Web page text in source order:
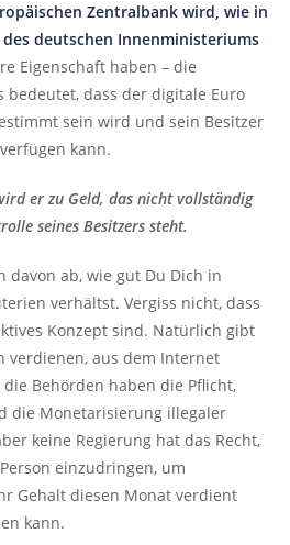
Zentralbank wird, wie in
deutschen Innenministeriums
Eigenschaft haben – die
bedeutet, dass der digitale Euro
sein wird und sein Besitzer
kann.
er zu Geld, das nicht vollständig
seines Besitzers steht.
davon ab, wie gut Du Dich in
verhältst. Vergiss nicht, dass
Konzept sind. Natürlich gibt
verdienen, aus dem Internet
Behörden haben die Pflicht,
die Monetarisierung illegaler
keine Regierung hat das Recht,
einzudringen, um
Gehalt diesen Monat verdient
kann.